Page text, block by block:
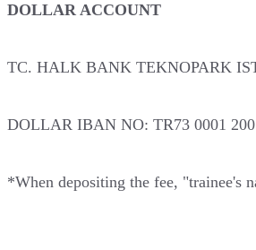
DOLLAR ACCOUNT
TC. HALK BANK TEKNOPARK
DOLLAR IBAN NO: TR73 0001
*When depositing the fee, "trainee's